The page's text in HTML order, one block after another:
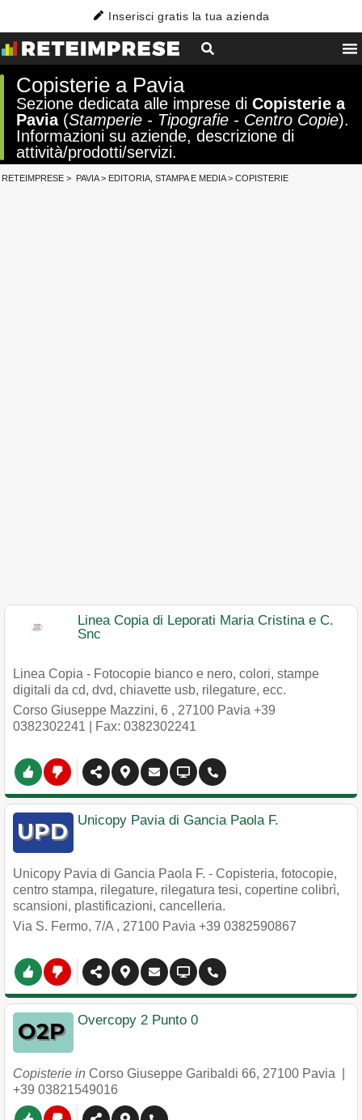
Inserisci gratis la tua azienda
Copisterie a Pavia
Sezione dedicata alle imprese di Copisterie a
Pavia(Stamperie - Tipografie - Centro Copie).
Informazioni su aziende, descrizione di
attività/prodotti/servizi.
RETEIMPRESE > PAVIA> EDITORIA, STAMPA E MEDIA> COPISTERIE
Linea Copia di Leporati Maria Cristina e C.
Snc
Linea Copia - Fotocopie bianco e nero, colori, stampe
digitali da cd, dvd, chiavette usb, rilegature, ecc.
Corso Giuseppe Mazzini, 6 , 27100 Pavia +39
0382302241 | Fax: 0382302241
Unicopy Pavia di Gancia Paola F.
Unicopy Pavia di Gancia Paola F. - Copisteria, fotocopie,
centro stampa, rilegature, rilegatura tesi, copertine colibrì,
scansioni, plastificazioni, cancelleria.
Via S. Fermo, 7/A , 27100 Pavia +39 0382590867
Overcopy 2 Punto 0
Copisterie in Corso Giuseppe Garibaldi 66, 27100 Pavia
+39 03821549016